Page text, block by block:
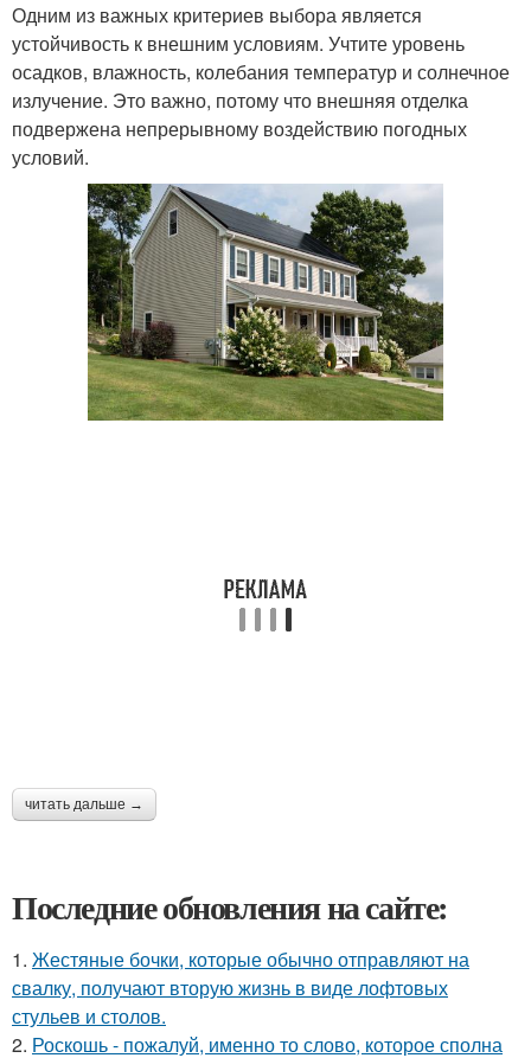
Одним из важных критериев выбора является
устойчивость к внешним условиям. Учтите уровень
осадков, влажность, колебания температур и солнечное
излучение. Это важно, потому что внешняя отделка
подвержена непрерывному воздействию погодных
условий.
читать дальше →
Последние обновления на сайте:
1. Жестяные бочки, которые обычно отправляют на
свалку, получают вторую жизнь в виде лофтовых
стульев и столов.
2. Роскошь - пожалуй, именно то слово, которое сполна